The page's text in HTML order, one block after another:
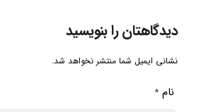
دیدگاهتان را بنویسید
نشانی ایمیل شما منتشر نخواهد شد.
نام *